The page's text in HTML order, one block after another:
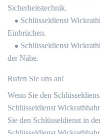
Sicherheitstechnik.
Schlüsseldienst
Einbrüchen.
Schlüsseldienst
der Nähe.
Rufen Sie uns an!
Wenn Sie den
Schlüsseldienst
Sie den Schlüsseldienst in